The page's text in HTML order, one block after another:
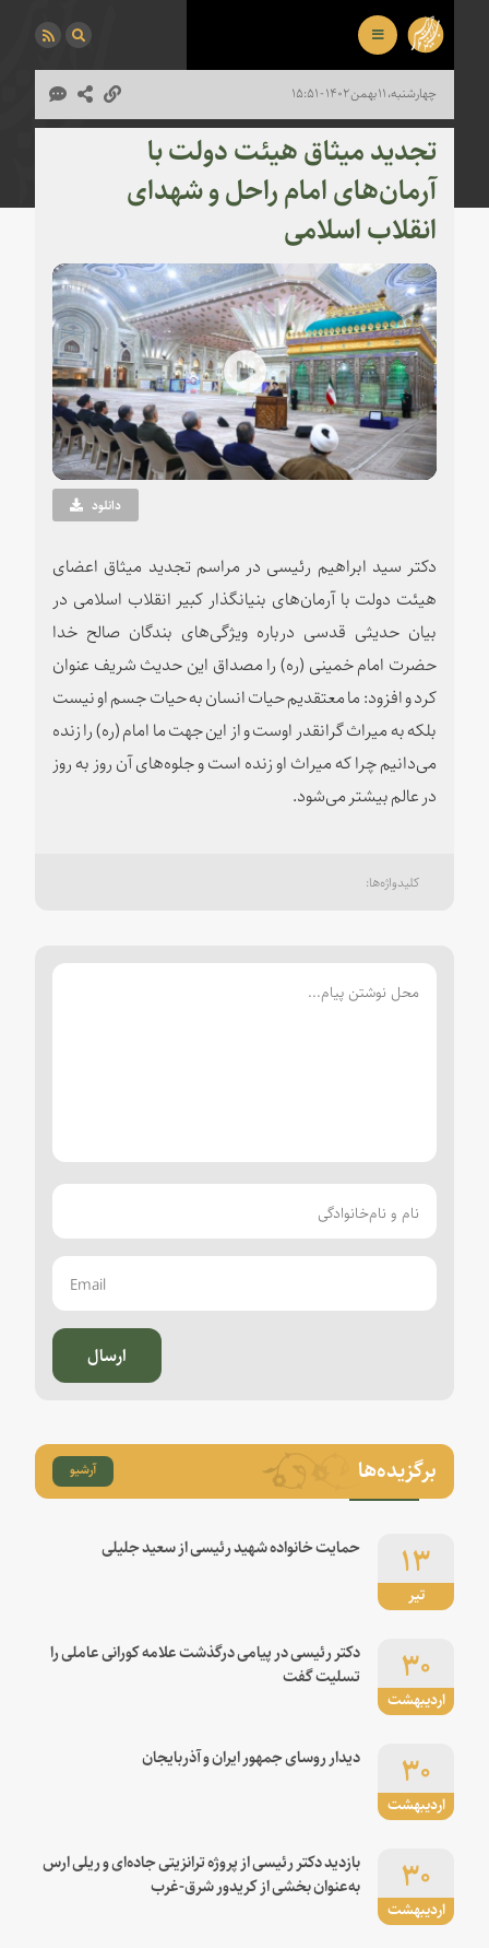
چهارشنبه، ۱۱ بهمن ۱۴۰۲ - ۱۵:۵۱
تجدید میثاق هیئت دولت با
آرمان‌های امام راحل و شهدای
انقلاب اسلامی
Play
Video دانلود
دکتر سید ابراهیم رئیسی در مراسم تجدید میثاق اعضای
هیئت دولت با آرمان‌های بنیانگذار کبیر انقلاب اسلامی در
بیان حدیثی قدسی درباره ویژگی‌های بندگان صالح خدا
حضرت امام خمینی (ره) را مصداق این حدیث شریف عنوان
کرد و افزود: ما معتقدیم حیات انسان به حیات جسم او نیست
بلکه به میراث گرانقدر اوست و از این جهت ما امام (ره) را زنده
می‌دانیم چرا که میراث او زنده است و جلوه‌های آن روز به روز
در عالم بیشتر می‌شود.
ارسال
برگزیده‌ها آرشیو
تیر
۱۳ حمایت خانواده شهید رئیسی از سعید جلیلی
اردیبهشت
۳۰
دکتر رئیسی در پیامی درگذشت علامه کورانی عاملی را
تسلیت گفت
اردیبهشت
۳۰ دیدار روسای جمهور ایران و آذربایجان
اردیبهشت
۳۰
بازدید دکتر رئیسی از پروژه ترانزیتی جاده‌ای و ریلی ارس
به‌عنوان بخشی از کریدور شرق-غرب